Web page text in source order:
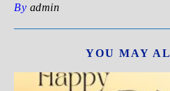
By admin
YOU MAY